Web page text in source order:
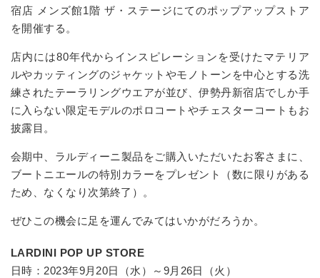
宿店 メンズ館1階 ザ・ステージにてのポップアップストア
を開催する。
店内には80年代からインスピレーションを受けたマテリア
ルやカッティングのジャケットやモノトーンを中心とする洗
練されたテーラリングウエアが並び、伊勢丹新宿店でしか手
に入らない限定モデルのポロコートやチェスターコートもお
披露目。
会期中、ラルディーニ製品をご購入いただいたお客さまに、
ブートニエールの特別カラーをプレゼント（数に限りがある
ため、なくなり次第終了）。
ぜひこの機会に足を運んでみてはいかがだろうか。
LARDINI POP UP STORE
日時：2023年9月20日（水）～9月26日（火）